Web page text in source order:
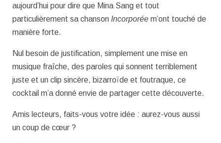
aujourd’hui pour dire que Mina Sang et tout
particulièrement sa chanson Incorporée m’ont touché de
manière forte.
Nul besoin de justification, simplement une mise en
musique fraîche, des paroles qui sonnent terriblement
juste et un clip sincère, bizarroïde et foutraque, ce
cocktail m’a donné envie de partager cette découverte.
Amis lecteurs, faits-vous votre idée : aurez-vous aussi
un coup de cœur ?